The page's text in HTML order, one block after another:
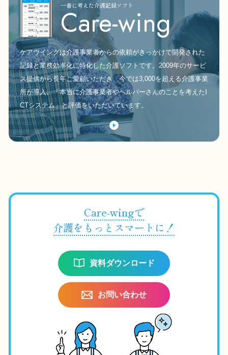
Care-wing
一番に考えた介護記録ソフト
ケアウイングは介護事業者からの依頼がきっかけで開発された
記録と業務効率化に特化した介護ソフトです。2009年のサービ
ス提供から長年ご愛顧いただき、今では3,000を超える介護事業
所が導入。「本当に介護事業者やヘルパーさんのことを考えたI
CTシステム」と評価をいただいています。
Care-wingで
介護をもっとスマートに！
資料ダウンロード
お問い合わせ